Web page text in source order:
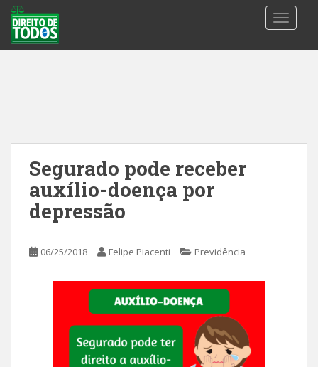
Segurado pode receber
auxílio-doença por
depressão
06/25/2018 Felipe Piacenti Previdência